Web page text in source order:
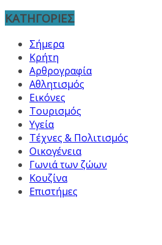
ΚΑΤΗΓΟΡΙΕΣ
Σήμερα
Κρήτη
Αρθρογραφία
Αθλητισμός
Εικόνες
Τουρισμός
Υγεία
Τέχνες & Πολιτισμός
Οικογένεια
Γωνιά των ζώων
Κουζίνα
Επιστήμες